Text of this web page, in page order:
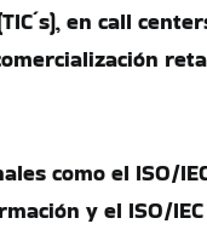
en call
como el ISO/
y el ISO/